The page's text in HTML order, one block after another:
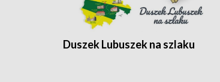
Duszek Lubuszek na szlaku